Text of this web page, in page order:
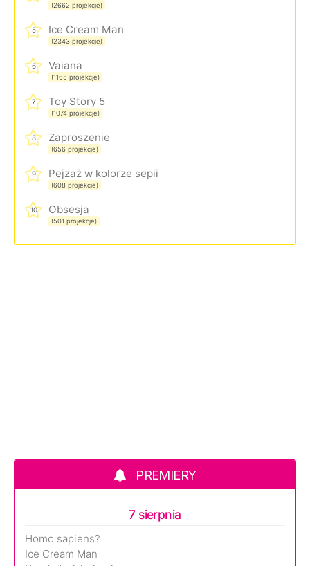
(2662 projekcje)
5 Ice Cream Man
(2343 projekcje)
6 Vaiana
(1165 projekcje)
7 Toy Story 5
(1074 projekcje)
8 Zaproszenie
(656 projekcje)
9 Pejzaż w kolorze sepii
(608 projekcje)
10 Obsesja
(501 projekcje)
PREMIERY
7 sierpnia
Homo sapiens?
Ice Cream Man